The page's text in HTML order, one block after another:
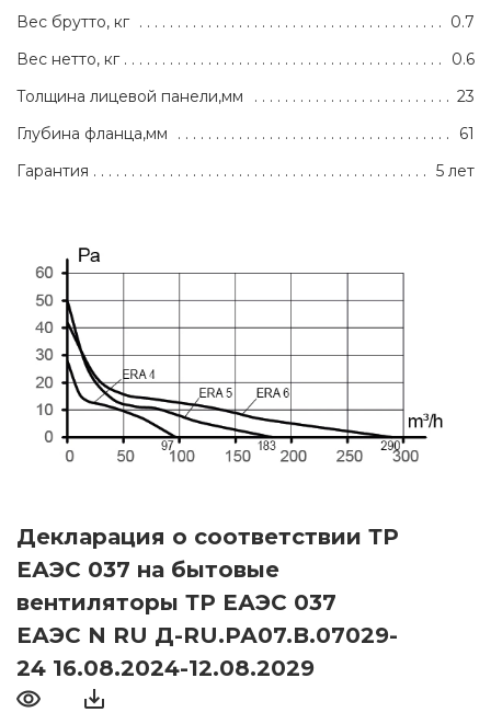
Вес брутто, кг
0.7
Вес нетто, кг
0.6
Толщина лицевой панели,мм
23
Глубина фланца,мм
61
Гарантия
5 лет
Декларация о соответствии ТР
ЕАЭС 037 на бытовые
вентиляторы ТР ЕАЭС 037
ЕАЭС N RU Д-RU.РА07.В.07029-
24 16.08.2024-12.08.2029